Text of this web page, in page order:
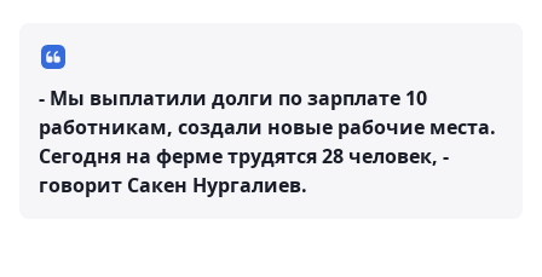
- Мы выплатили долги по зарплате 10
работникам, создали новые рабочие места.
Сегодня на ферме трудятся 28 человек, -
говорит Сакен Нургалиев.